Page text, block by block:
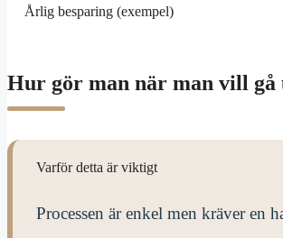
Årlig besparing (exempel)
Hur gör man när man vill gå
Varför detta är viktigt
Processen är enkel men kräver en